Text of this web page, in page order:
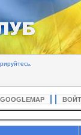
GOOGLEMAP